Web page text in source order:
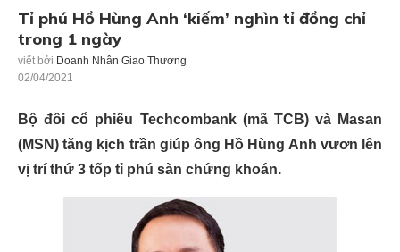
Tỉ phú Hồ Hùng Anh ‘kiếm’ nghìn tỉ đồng chỉ
trong 1 ngày
viết bởi Doanh Nhân Giao Thương
02/04/2021
Bộ đôi cổ phiếu Techcombank (mã TCB) và Masan
(MSN) tăng kịch trần giúp ông Hồ Hùng Anh vươn lên
vị trí thứ 3 tốp tỉ phú sàn chứng khoán.